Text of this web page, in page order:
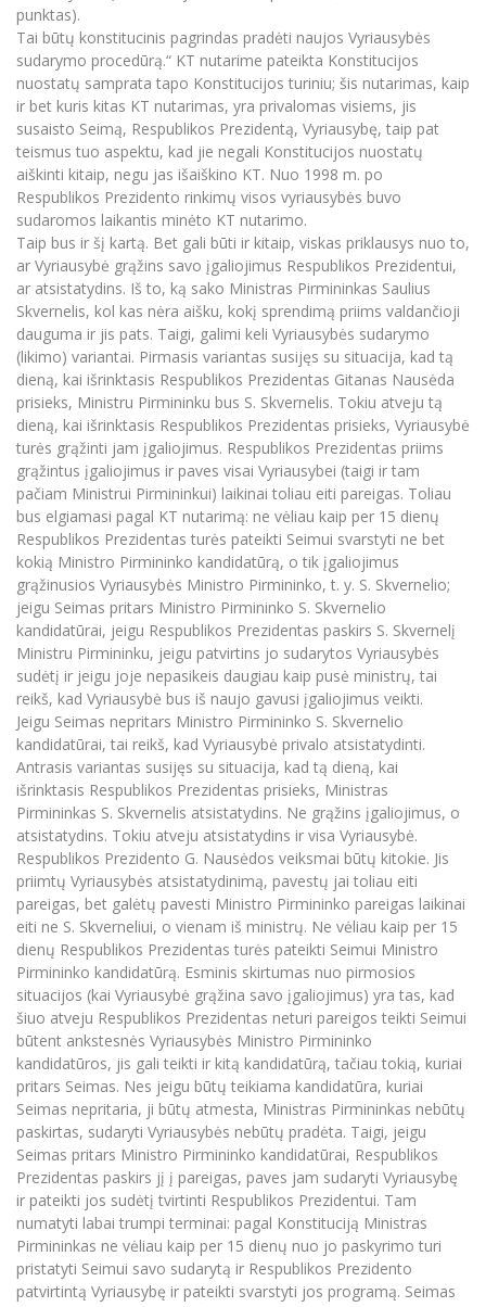
punktas).
Tai būtų konstitucinis pagrindas pradėti naujos Vyriausybės
sudarymo procedūrą.“ KT nutarime pateikta Konstitucijos
nuostatų samprata tapo Konstitucijos turiniu; šis nutarimas, kaip
ir bet kuris kitas KT nutarimas, yra privalomas visiems, jis
susaisto Seimą, Respublikos Prezidentą, Vyriausybę, taip pat
teismus tuo aspektu, kad jie negali Konstitucijos nuostatų
aiškinti kitaip, negu jas išaiškino KT. Nuo 1998 m. po
Respublikos Prezidento rinkimų visos vyriausybės buvo
sudaromos laikantis minėto KT nutarimo.
Taip bus ir šį kartą. Bet gali būti ir kitaip, viskas priklausys nuo to,
ar Vyriausybė grąžins savo įgaliojimus Respublikos Prezidentui,
ar atsistatydins. Iš to, ką sako Ministras Pirmininkas Saulius
Skvernelis, kol kas nėra aišku, kokį sprendimą priims valdančioji
dauguma ir jis pats. Taigi, galimi keli Vyriausybės sudarymo
(likimo) variantai. Pirmasis variantas susijęs su situacija, kad tą
dieną, kai išrinktasis Respublikos Prezidentas Gitanas Nausėda
prisieks, Ministru Pirmininku bus S. Skvernelis. Tokiu atveju tą
dieną, kai išrinktasis Respublikos Prezidentas prisieks, Vyriausybė
turės grąžinti jam įgaliojimus. Respublikos Prezidentas priims
grąžintus įgaliojimus ir paves visai Vyriausybei (taigi ir tam
pačiam Ministrui Pirmininkui) laikinai toliau eiti pareigas. Toliau
bus elgiamasi pagal KT nutarimą: ne vėliau kaip per 15 dienų
Respublikos Prezidentas turės pateikti Seimui svarstyti ne bet
kokią Ministro Pirmininko kandidatūrą, o tik įgaliojimus
grąžinusios Vyriausybės Ministro Pirmininko, t. y. S. Skvernelio;
jeigu Seimas pritars Ministro Pirmininko S. Skvernelio
kandidatūrai, jeigu Respublikos Prezidentas paskirs S. Skvernelį
Ministru Pirmininku, jeigu patvirtins jo sudarytos Vyriausybės
sudėtį ir jeigu joje nepasikeis daugiau kaip pusė ministrų, tai
reikš, kad Vyriausybė bus iš naujo gavusi įgaliojimus veikti.
Jeigu Seimas nepritars Ministro Pirmininko S. Skvernelio
kandidatūrai, tai reikš, kad Vyriausybė privalo atsistatydinti.
Antrasis variantas susijęs su situacija, kad tą dieną, kai
išrinktasis Respublikos Prezidentas prisieks, Ministras
Pirmininkas S. Skvernelis atsistatydins. Ne grąžins įgaliojimus, o
atsistatydins. Tokiu atveju atsistatydins ir visa Vyriausybė.
Respublikos Prezidento G. Nausėdos veiksmai būtų kitokie. Jis
priimtų Vyriausybės atsistatydinimą, pavestų jai toliau eiti
pareigas, bet galėtų pavesti Ministro Pirmininko pareigas laikinai
eiti ne S. Skverneliui, o vienam iš ministrų. Ne vėliau kaip per 15
dienų Respublikos Prezidentas turės pateikti Seimui Ministro
Pirmininko kandidatūrą. Esminis skirtumas nuo pirmosios
situacijos (kai Vyriausybė grąžina savo įgaliojimus) yra tas, kad
šiuo atveju Respublikos Prezidentas neturi pareigos teikti Seimui
būtent ankstesnės Vyriausybės Ministro Pirmininko
kandidatūros, jis gali teikti ir kitą kandidatūrą, tačiau tokią, kuriai
pritars Seimas. Nes jeigu būtų teikiama kandidatūra, kuriai
Seimas nepritaria, ji būtų atmesta, Ministras Pirmininkas nebūtų
paskirtas, sudaryti Vyriausybės nebūtų pradėta. Taigi, jeigu
Seimas pritars Ministro Pirmininko kandidatūrai, Respublikos
Prezidentas paskirs jį į pareigas, paves jam sudaryti Vyriausybę
ir pateikti jos sudėtį tvirtinti Respublikos Prezidentui. Tam
numatyti labai trumpi terminai: pagal Konstituciją Ministras
Pirmininkas ne vėliau kaip per 15 dienų nuo jo paskyrimo turi
pristatyti Seimui savo sudarytą ir Respublikos Prezidento
patvirtintą Vyriausybę ir pateikti svarstyti jos programą. Seimas